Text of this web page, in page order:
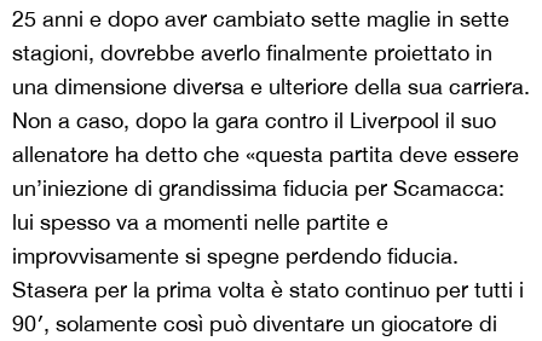
25 anni e dopo aver cambiato sette maglie in sette
stagioni, dovrebbe averlo finalmente proiettato in
una dimensione diversa e ulteriore della sua carriera.
Non a caso, dopo la gara contro il Liverpool il suo
allenatore ha detto che «questa partita deve essere
un’iniezione di grandissima fiducia per Scamacca:
lui spesso va a momenti nelle partite e
improvvisamente si spegne perdendo fiducia.
Stasera per la prima volta è stato continuo per tutti i
90′, solamente così può diventare un giocatore di